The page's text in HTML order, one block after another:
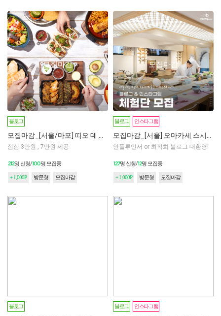
모집마감
블로그
점심 3만원 , 7만원 제공
212명 신청/100명 모집중
+ 1,000P 방문형 모집마감
모집마감
블로그 인스타그램
인플루언서 or 최적화 블로그 대환영!
127명 신청/12명 모집중
+ 1,000P 방문형 모집마감
블로그 블로그 인스타그램